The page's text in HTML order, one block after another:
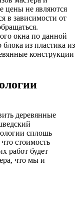
цены не являются
в зависимости от
окна по данной
блока из пластика из
конструкции
деревянные
сплошь
стоимость
работ будет
что мы и